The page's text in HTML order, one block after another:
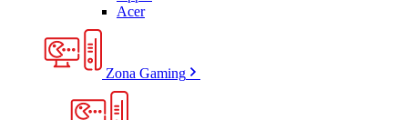
Acer
Zona Gaming